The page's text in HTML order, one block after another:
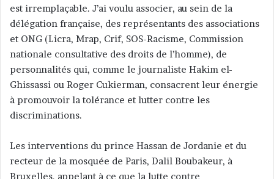
est irremplaçable. J’ai voulu associer, au sein de la
délégation française, des représentants des associations
et ONG (Licra, Mrap, Crif, SOS-Racisme, Commission
nationale consultative des droits de l’homme), de
personnalités qui, comme le journaliste Hakim el-
Ghissassi ou Roger Cukierman, consacrent leur énergie
à promouvoir la tolérance et lutter contre les
discriminations.
Les interventions du prince Hassan de Jordanie et du
recteur de la mosquée de Paris, Dalil Boubakeur, à
Bruxelles, appelant à ce que la lutte contre